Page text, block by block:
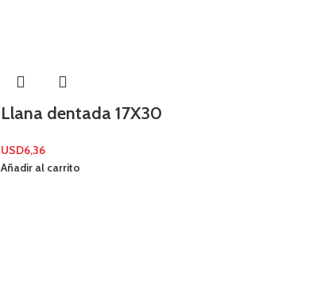
Llana dentada 17X30
USD6,36
Añadir al carrito